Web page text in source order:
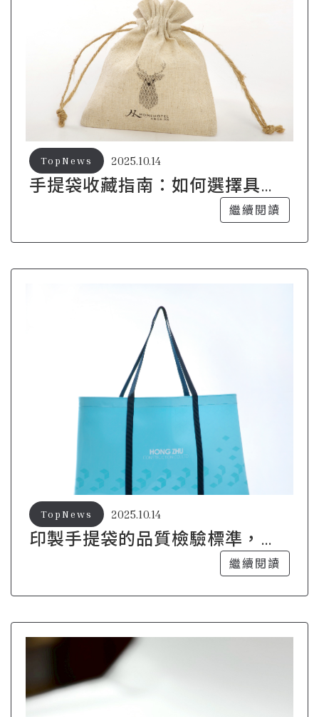
手提袋收藏指南：如何選擇具有
2025.10.14
TopNews
繼續閱讀
印製手提袋的品質檢驗標準，確
2025.10.14
TopNews
繼續閱讀